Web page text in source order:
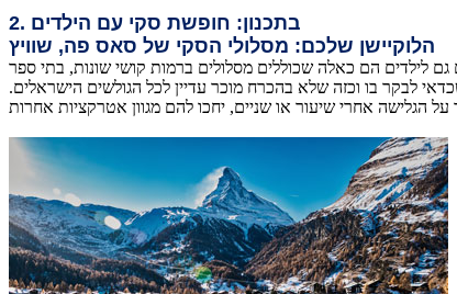
2. בתכנון: חופשת סקי עם הילדים
הלוקיישן שלכם: מסלולי הסקי של סאס פה, שוויץ
לילדים הם כאלה שכוללים מסלולים ברמות קושי שונות, בתי ספר
לבקר בו וכזה שלא בהכרח מוכר עדיין לכל הגולשים הישראלים.